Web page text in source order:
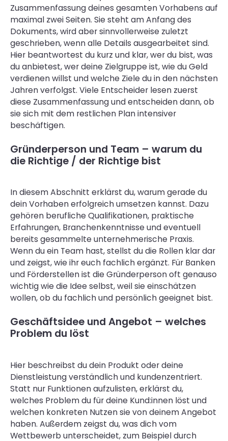
Zusammenfassung deines gesamten Vorhabens auf
maximal zwei Seiten. Sie steht am Anfang des
Dokuments, wird aber sinnvollerweise zuletzt
geschrieben, wenn alle Details ausgearbeitet sind.
Hier beantwortest du kurz und klar, wer du bist, was
du anbietest, wer deine Zielgruppe ist, wie du Geld
verdienen willst und welche Ziele du in den nächsten
Jahren verfolgst. Viele Entscheider lesen zuerst
diese Zusammenfassung und entscheiden dann, ob
sie sich mit dem restlichen Plan intensiver
beschäftigen.
Gründerperson und Team – warum du
die Richtige / der Richtige bist
In diesem Abschnitt erklärst du, warum gerade du
dein Vorhaben erfolgreich umsetzen kannst. Dazu
gehören berufliche Qualifikationen, praktische
Erfahrungen, Branchenkenntnisse und eventuell
bereits gesammelte unternehmerische Praxis.
Wenn du ein Team hast, stellst du die Rollen klar dar
und zeigst, wie ihr euch fachlich ergänzt. Für Banken
und Förderstellen ist die Gründerperson oft genauso
wichtig wie die Idee selbst, weil sie einschätzen
wollen, ob du fachlich und persönlich geeignet bist.
Geschäftsidee und Angebot – welches
Problem du löst
Hier beschreibst du dein Produkt oder deine
Dienstleistung verständlich und kundenzentriert.
Statt nur Funktionen aufzulisten, erklärst du,
welches Problem du für deine Kund:innen löst und
welchen konkreten Nutzen sie von deinem Angebot
haben. Außerdem zeigst du, was dich vom
Wettbewerb unterscheidet, zum Beispiel durch